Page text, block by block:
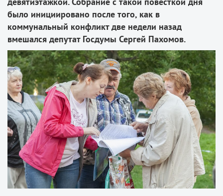
было инициировано после того, как в
коммунальный конфликт две недели назад
вмешался депутат Госдумы Сергей Пахомов.